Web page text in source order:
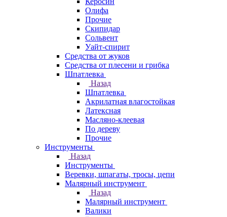
Олифа
Прочие
Скипидар
Сольвент
Уайт-спирит
Средства от жуков
Средства от плесени и грибка
Шпатлевка
Назад
Шпатлевка
Акрилатная влагостойкая
Латексная
Масляно-клеевая
По дереву
Прочие
Инструменты
Назад
Инструменты
Веревки, шпагаты, тросы, цепи
Малярный инструмент
Назад
Малярный инструмент
Валики